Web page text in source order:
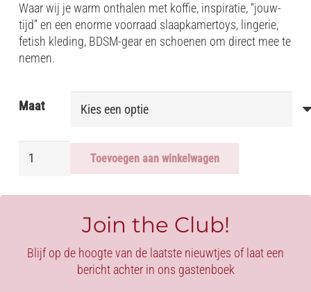
Waar wij je warm onthalen met koffie, inspiratie, “jouw-
tijd” en een enorme voorraad slaapkamertoys, lingerie,
fetish kleding, BDSM-gear en schoenen om direct mee te
nemen.
Maat
MET
aantal
Toevoegen aan winkelwagen
Join the Club!
Blijf op de hoogte van de laatste nieuwtjes of laat een
bericht achter in ons gastenboek